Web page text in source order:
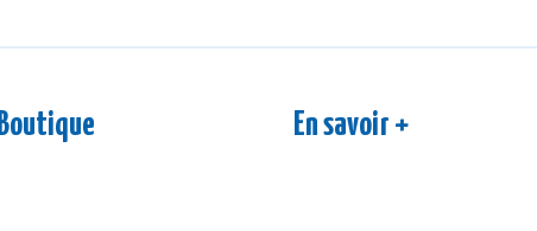
Boutique En savoir +